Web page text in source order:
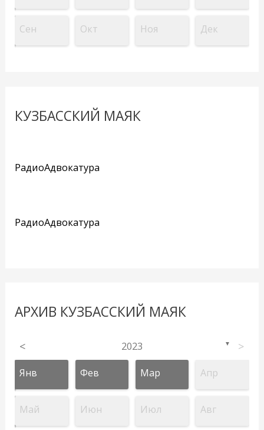
Сен Окт Ноя Дек
КУЗБАССКИЙ МАЯК
РадиоАдвокатура
РадиоАдвокатура
АРХИВ КУЗБАССКИЙ МАЯК
< 2023 ▼ >
Янв Фев Мар Апр
Май Июн Июл Авг